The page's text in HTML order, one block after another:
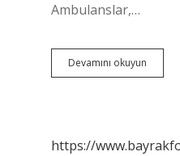
Ambulanslar,…
Devamını okuyun
https://